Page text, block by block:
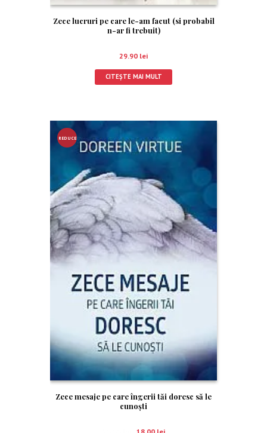
Zece lucruri pe care le-am facut (si probabil
n-ar fi trebuit)
29.90 lei
CITEȘTE MAI MULT
REDUCE
Zece mesaje pe care îngerii tăi doresc să le
cunoşti